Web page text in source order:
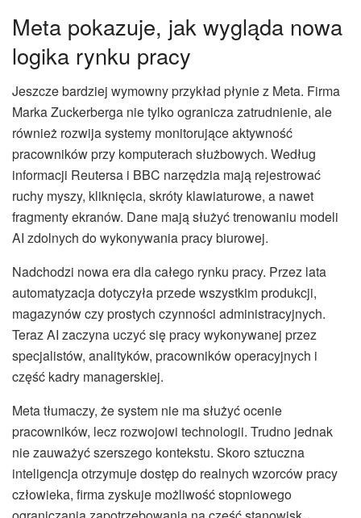
Meta pokazuje, jak wygląda nowa
logika rynku pracy
Jeszcze bardziej wymowny przykład płynie z Meta. Firma
Marka Zuckerberga nie tylko ogranicza zatrudnienie, ale
również rozwija systemy monitorujące aktywność
pracowników przy komputerach służbowych. Według
informacji Reutersa i BBC narzędzia mają rejestrować
ruchy myszy, kliknięcia, skróty klawiaturowe, a nawet
fragmenty ekranów. Dane mają służyć trenowaniu modeli
AI zdolnych do wykonywania pracy biurowej.
Nadchodzi nowa era dla całego rynku pracy. Przez lata
automatyzacja dotyczyła przede wszystkim produkcji,
magazynów czy prostych czynności administracyjnych.
Teraz AI zaczyna uczyć się pracy wykonywanej przez
specjalistów, analityków, pracowników operacyjnych i
część kadry managerskiej.
Meta tłumaczy, że system nie ma służyć ocenie
pracowników, lecz rozwojowi technologii. Trudno jednak
nie zauważyć szerszego kontekstu. Skoro sztuczna
inteligencja otrzymuje dostęp do realnych wzorców pracy
człowieka, firma zyskuje możliwość stopniowego